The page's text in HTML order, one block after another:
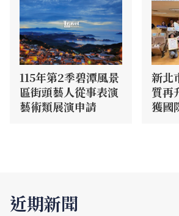
115年第2季碧潭風景
區街頭藝人從事表演
藝術類展演申請
新北
質再
獲國
近期新聞